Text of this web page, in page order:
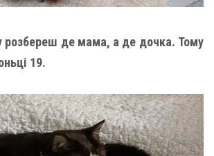
розбереш де мама, а де дочка. Тому
19.